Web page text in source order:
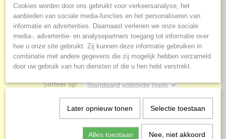
Borduurartikelen
Madeira
Sorteer op:
Cookies worden door ons gebruikt voor verkeersanalyse, het
aanbieden van sociale media-functies en het personaliseren van
informatie en advertenties. Daarnaast verlenen we onze sociale
media-, advertentie- en analysepartners toegang tot informatie over
hoe u onze site gebruikt. Zij kunnen deze informatie gebruiken in
combinatie met andere gegevens die zij mogelijk hebben verzameld
door uw gebruik van hun diensten of die u hen hebt verstrekt.
Later opnieuw tonen Selectie toestaan
Alles toestaan Nee, niet akkoord